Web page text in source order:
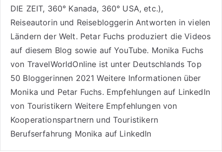
DIE ZEIT, 360° Kanada, 360° USA, etc.),
Reiseautorinund Reisebloggerin Antworten in vielen
Ländern der Welt. Petar Fuchs produziert die Videos
auf diesem Blog sowie aufYouTube. Monika Fuchs
von TravelWorldOnline ist unter Deutschlands Top
50 Bloggerinnen 2021 Weitere Informationen über
Monika und Petar Fuchs. Empfehlungen auf LinkedIn
von Touristikern Weitere Empfehlungen von
Kooperationspartnern und Touristikern
Berufserfahrung Monika auf LinkedIn